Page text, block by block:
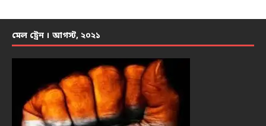
মেল ট্রেন । আগস্ট, ২০২১